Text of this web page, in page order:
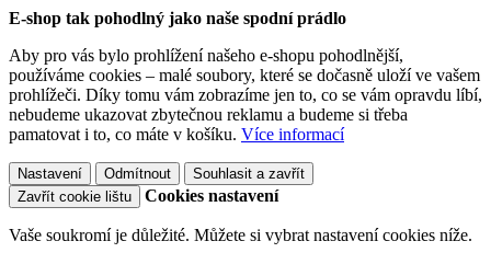
E-shop tak pohodlný jako naše spodní prádlo
Aby pro vás bylo prohlížení našeho e-shopu pohodlnější,
používáme cookies – malé soubory, které se dočasně uloží ve vašem
prohlížeči. Díky tomu vám zobrazíme jen to, co se vám opravdu líbí,
nebudeme ukazovat zbytečnou reklamu a budeme si třeba
pamatovat i to, co máte v košíku. Více informací
Nastavení Odmítnout
Souhlasit a zavřít
Zavřít cookie lištu
Cookies nastavení
Vaše soukromí je důležité. Můžete si vybrat nastavení cookies níže.